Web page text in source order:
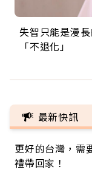
失智只能是漫
「不退化」
來自剛果的巧
的家，我連作
63歲卸矽谷副
丑」走進安養
104歲打破金氏
手，分享長壽
事業巔峰他選
巨蛋！連CNN都
最新快訊
更好的台灣，需
禮帶回家！